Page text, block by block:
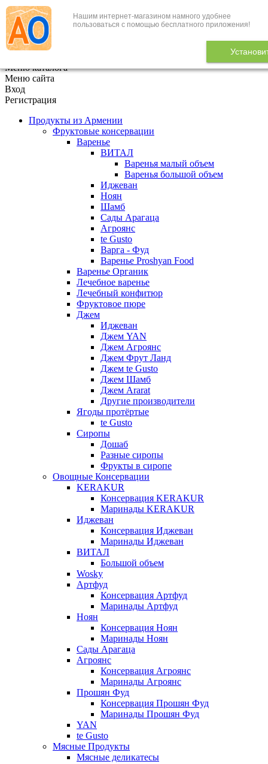
Нашим интернет-магазином намного удобнее
пользоваться с помощью бесплатного приложения!
+7 (495) 646-888-1
В корзине 0
Меню каталога
Меню сайта
Вход
Регистрация
Продукты из Армении
Фруктовые консервации
Варенье
ВИТАЛ
Варенья малый объем
Варенья большой объем
Иджеван
Ноян
Шамб
Сады Арагаца
Агроянс
te Gusto
Варга - Фуд
Варенье Proshyan Food
Варенье Органик
Лечебное варенье
Лечебный конфитюр
Фруктовое пюре
Джем
Иджеван
Джем YAN
Джем Агроянс
Джем Фрут Ланд
Джем te Gusto
Джем Шамб
Джем Ararat
Другие производители
Ягоды протёртые
te Gusto
Сиропы
Дошаб
Разные сиропы
Фрукты в сиропе
Овощные Консервации
KERAKUR
Консервация KERAKUR
Маринады KERAKUR
Иджеван
Консервация Иджеван
Маринады Иджеван
ВИТАЛ
Большой объем
Wosky
Артфуд
Консервация Артфуд
Маринады Артфуд
Ноян
Консервация Ноян
Маринады Ноян
Сады Арагаца
Агроянс
Консервация Агроянс
Маринады Агроянс
Прошян Фуд
Консервация Прошян Фуд
Маринады Прошян Фуд
YAN
te Gusto
Мясные Продукты
Мясные деликатесы